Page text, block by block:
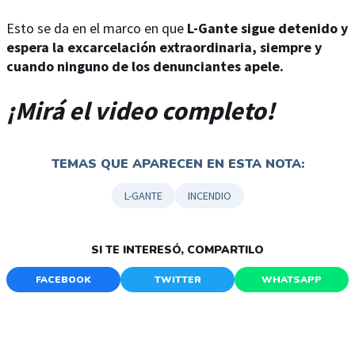
Esto se da en el marco en que L-Gante sigue detenido y
espera la excarcelación extraordinaria, siempre y
cuando ninguno de los denunciantes apele.
¡Mirá el video completo!
TEMAS QUE APARECEN EN ESTA NOTA:
L-GANTE INCENDIO
SI TE INTERESÓ, COMPARTILO
FACEBOOK TWITTER WHATSAPP